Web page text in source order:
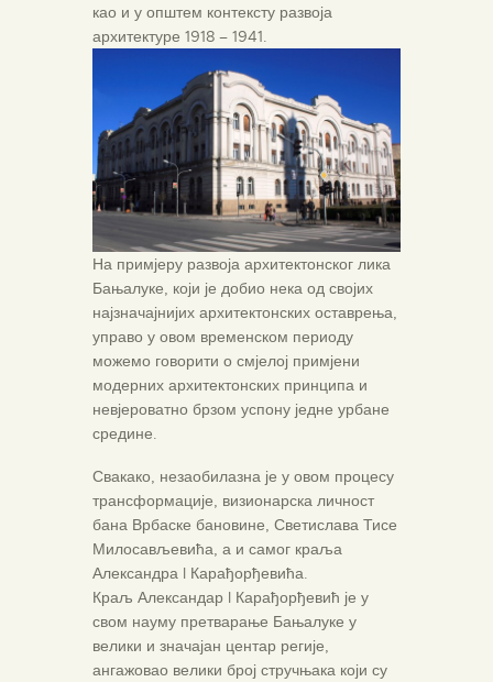
као и у општем контексту развоја
архитектуре 1918 – 1941.
На примјеру развоја архитектонског лика
Бањалуке, који је добио нека од својих
најзначајнијих архитектонских оставрења,
управо у овом временском периоду
можемо говорити о смјелој примјени
модерних архитектонских принципа и
невјероватно брзом успону једне урбане
средине.
Свакако, незаобилазна је у овом процесу
трансформације, визионарска личност
бана Врбаске бановине, Светислава Тисе
Милосављевића, а и самог краља
Александра I Карађорђевића.
Краљ Александар I Карађорђевић је у
свом науму претварање Бањалуке у
велики и значајан центар регије,
ангажовао велики број стручњака који су